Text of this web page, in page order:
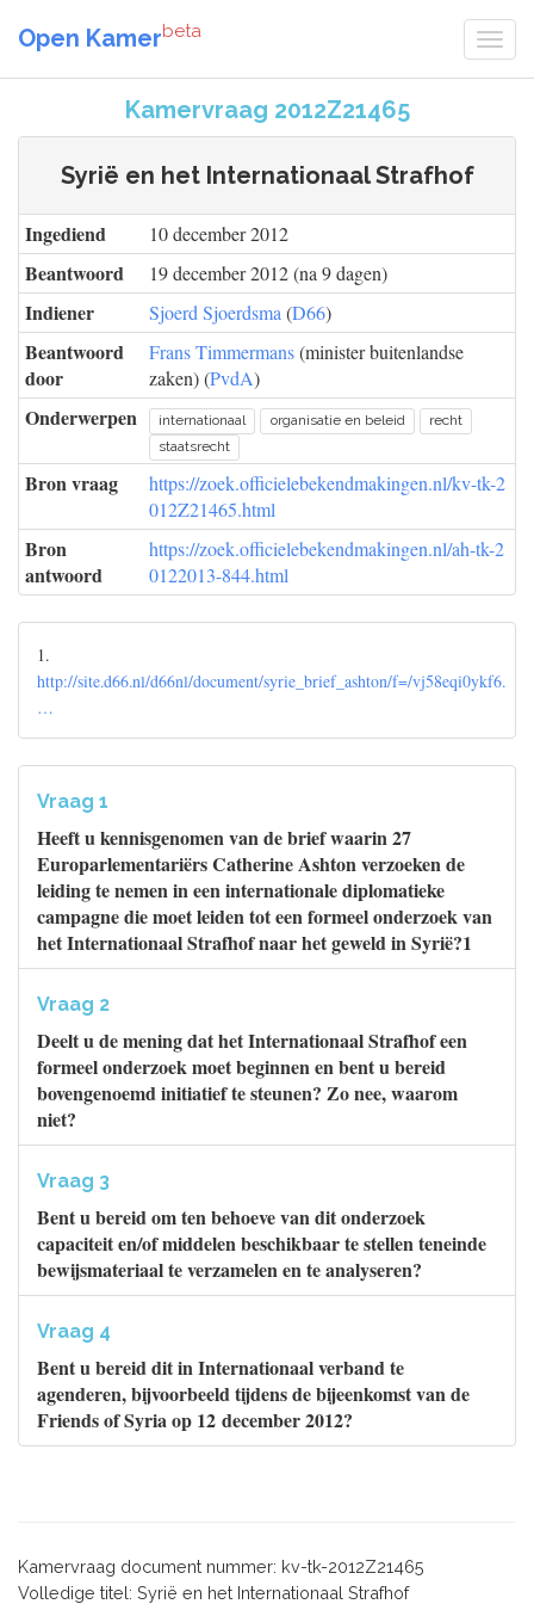
Open Kamerbeta
Kamervraag 2012Z21465
Syrië en het Internationaal Strafhof
Ingediend 10 december 2012
Beantwoord 19 december 2012 (na 9 dagen)
Indiener Sjoerd Sjoerdsma (D66)
Beantwoord
door
Frans Timmermans(minister buitenlandse
zaken) (PvdA)
Onderwerpen internationaal organisatie en beleid
recht
staatsrecht
Bron vraag
https://zoek.officielebekendmakingen.nl/kv-tk-2
012Z21465.html
Bron
antwoord
https://zoek.officielebekendmakingen.nl/ah-tk-2
0122013-844.html
1.
http://site.d66.nl/d66nl/document/syrie_brief_ashton/f=/vj58eqi0ykf6.
…
Vraag 1
Heeft u kennisgenomen van de brief waarin 27
Europarlementariërs Catherine Ashton verzoeken de
leiding te nemen in een internationale diplomatieke
campagne die moet leiden tot een formeel onderzoek van
het Internationaal Strafhof naar het geweld in Syrië?1
Vraag 2
Deelt u de mening dat het Internationaal Strafhof een
formeel onderzoek moet beginnen en bent u bereid
bovengenoemd initiatief te steunen? Zo nee, waarom
niet?
Vraag 3
Bent u bereid om ten behoeve van dit onderzoek
capaciteit en/of middelen beschikbaar te stellen teneinde
bewijsmateriaal te verzamelen en te analyseren?
Vraag 4
Bent u bereid dit in Internationaal verband te
agenderen, bijvoorbeeld tijdens de bijeenkomst van de
Friends of Syria op 12 december 2012?
Kamervraag document nummer: kv-tk-2012Z21465
Volledige titel: Syrië en het Internationaal Strafhof